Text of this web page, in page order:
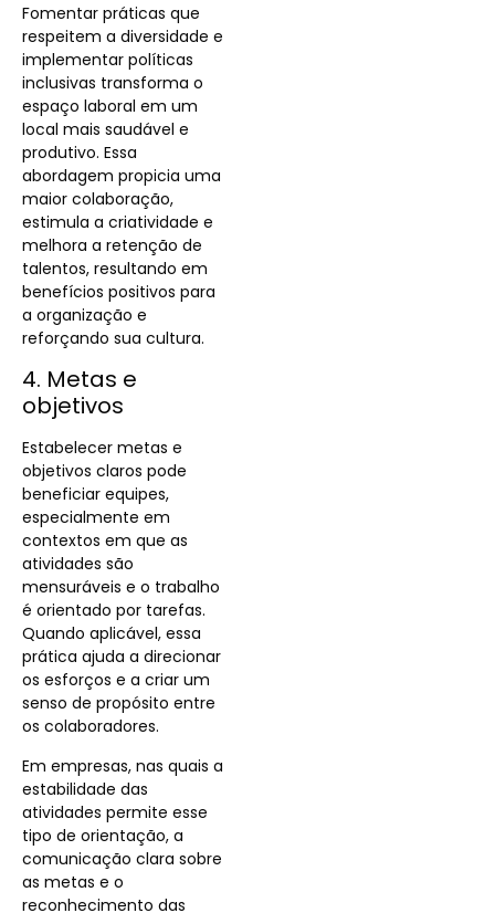
Fomentar práticas que
respeitem a diversidade e
implementar políticas
inclusivas transforma o
espaço laboral em um
local mais saudável e
produtivo. Essa
abordagem propicia uma
maior colaboração,
estimula a criatividade e
melhora a retenção de
talentos, resultando em
benefícios positivos para
a organização e
reforçando sua cultura.
4. Metas e
objetivos
Estabelecer metas e
objetivos claros pode
beneficiar equipes,
especialmente em
contextos em que as
atividades são
mensuráveis e o trabalho
é orientado por tarefas.
Quando aplicável, essa
prática ajuda a direcionar
os esforços e a criar um
senso de propósito entre
os colaboradores.
Em empresas, nas quais a
estabilidade das
atividades permite esse
tipo de orientação, a
comunicação clara sobre
as metas e o
reconhecimento das